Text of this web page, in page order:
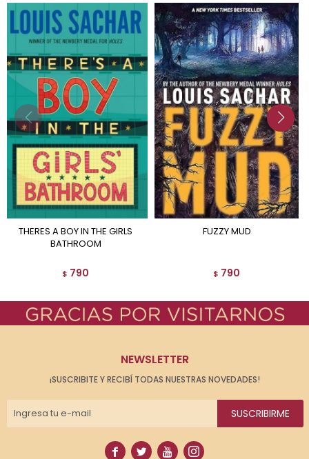
THERES A BOY IN THE GIRLS
BATHROOM
$ 790
FUZZY MUD
$ 790
NEWSLETTER
¡SUSCRIBITE Y RECIBÍ TODAS NUESTRAS NOVEDADES!
SUSCRIBIRME
   